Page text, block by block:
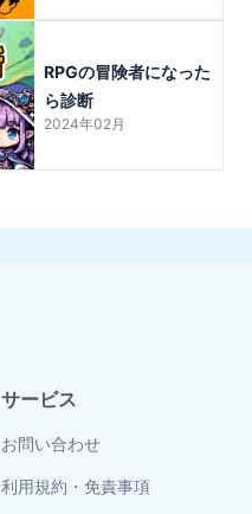
RPGの冒険者になった
ら診断
2024年02月
サービス
お問い合わせ
利用規約・免責事項